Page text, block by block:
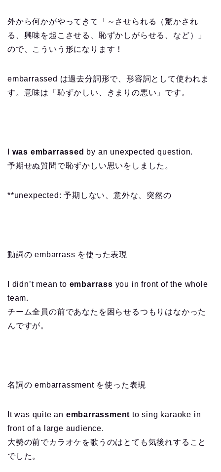
外から何かがやってきて「～させられる（驚かされ
る、興味を起こさせる、恥ずかしがらせる、など）」
ので、こういう形になります！
embarrassed は過去分詞形で、形容詞として使われま
す。意味は「恥ずかしい、きまりの悪い」です。
was embarrassed by an unexpected question.
予期せぬ質問で恥ずかしい思いをしました。
**unexpected: 予期しない、意外な、突然の
動詞の embarrass を使った表現
I didn’t mean to embarrass you in front of the whole
team.
チーム全員の前であなたを困らせるつもりはなかった
んですが。
名詞の embarrassment を使った表現
It was quite an embarrassmentto sing karaoke in
front of a large audience.
大勢の前でカラオケを歌うのはとても気後れすること
でした。